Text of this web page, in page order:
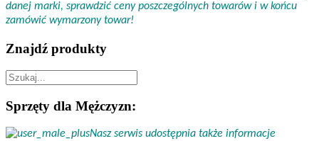
danej marki, sprawdzić ceny poszczególnych towarów i w końcu
zamówić wymarzony towar!
Znajdź produkty
Sprzęty dla Mężczyzn:
Nasz serwis udostępnia także informacje